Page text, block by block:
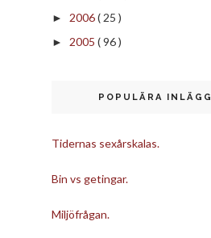
► 2006( 25 )
► 2005 ( 96 )
POPULÄRA INLÄGG
Tidernas sexårskalas.
Bin vs getingar.
Miljöfrågan.